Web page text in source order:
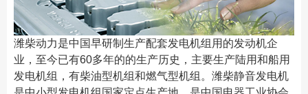
潍柴动力是中国早研制生产配套发电机组用的发动机企
业，至今已有60多年的的生产历史，主要生产陆用和船用
发电机组，有柴油型机组和燃气型机组。潍柴静音发电机